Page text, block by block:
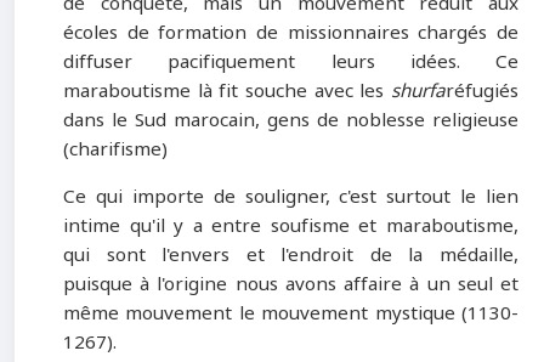
écoles de formation de missionnaires chargés de
diffuser pacifiquement leurs idées. Ce
maraboutisme là fit souche avec les shurfaréfugiés
dans le Sud marocain, gens de noblesse religieuse
(charifisme)
Ce qui importe de souligner, c'est surtout le lien
intime qu'il y a entre soufisme et maraboutisme,
qui sont l'envers et l'endroit de la médaille,
puisque à l'origine nous avons affaire à un seul et
même mouvement le mouvement mystique (1130-
1267).